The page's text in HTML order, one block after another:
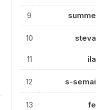
9 summe
10 steva
11 ila
12 s-semai
13
fe